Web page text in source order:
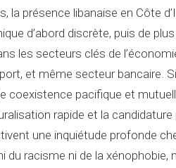
la présence libanaise en Côte
d’abord discrète, puis de
les secteurs clés de
et même secteur bancaire.
coexistence pacifique et
rapide et la
une inquiétude profonde
du racisme ni de la